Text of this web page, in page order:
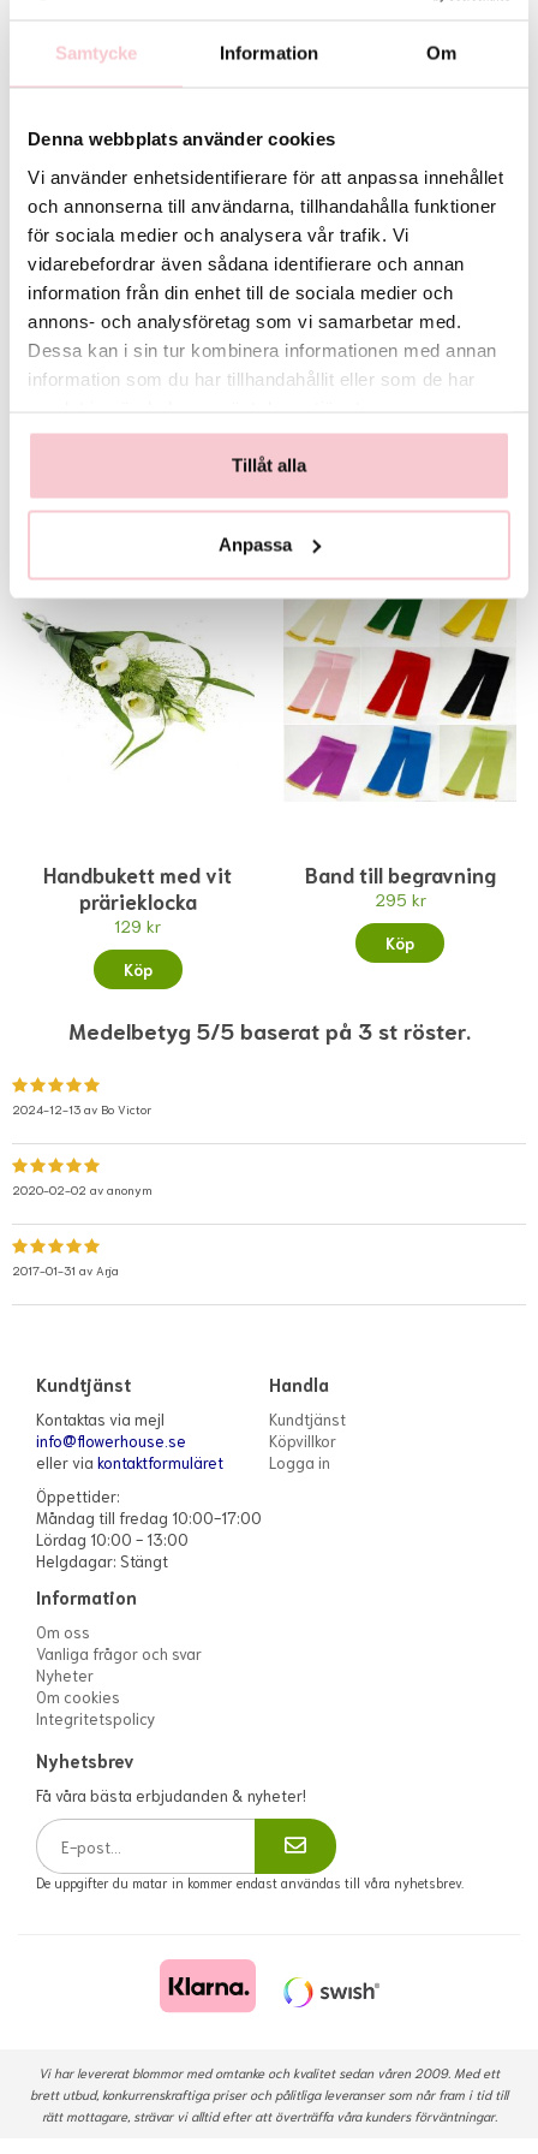
Samtycke Information Om
Denna webbplats använder cookies
Vi använder enhetsidentifierare för att anpassa innehållet
och annonserna till användarna, tillhandahålla funktioner
för sociala medier och analysera vår trafik. Vi
vidarebefordrar även sådana identifierare och annan
information från din enhet till de sociala medier och
annons- och analysföretag som vi samarbetar med.
Dessa kan i sin tur kombinera informationen med annan
information som du har tillhandahållit eller som de har
Tillåt alla
Anpassa
möjligt så kontaktas du innan leverans.
Handbukett med en
Handbukett med en röd
Handbukett med vit
prärieklocka
129 kr
Köp
Band till begravning
295 kr
Köp
Medelbetyg 5/5 baserat på 3 st röster.
2024-12-13 av Bo Victor
2020-02-02 av anonym
2017-01-31 av Arja
Kundtjänst
Kontaktas via mejl
info@flowerhouse.se
eller via kontaktformuläret
Öppettider:
Måndag till fredag 10:00-17:00
Lördag 10:00 - 13:00
Helgdagar: Stängt
Handla
Kundtjänst
Köpvillkor
Logga in
Information
Om oss
Vanliga frågor och svar
Nyheter
Om cookies
Integritetspolicy
Nyhetsbrev
Få våra bästa erbjudanden & nyheter!
De uppgifter du matar in kommer endast användas till våra nyhetsbrev.
Vi har levererat blommor med omtanke och kvalitet sedan våren 2009. Med ett
brett utbud, konkurrenskraftiga priser och pålitliga leveranser som når fram i tid till
rätt mottagare, strävar vi alltid efter att överträffa våra kunders förväntningar.